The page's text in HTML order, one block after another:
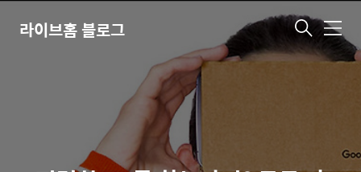
라이브홈 블로그 메
뉴